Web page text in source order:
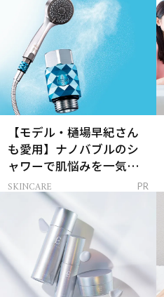
【モデル・樋場早紀さん
も愛用】ナノバブルのシ
ャワーで肌悩みを一気に
解決
SKINCARE PR